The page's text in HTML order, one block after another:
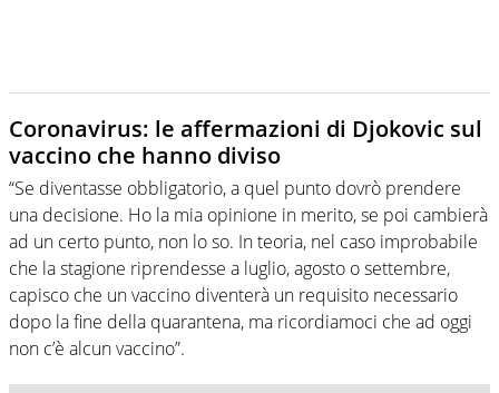
Coronavirus: le affermazioni di Djokovic sul
vaccino che hanno diviso
“Se diventasse obbligatorio, a quel punto dovrò prendere
una decisione. Ho la mia opinione in merito, se poi cambierà
ad un certo punto, non lo so. In teoria, nel caso improbabile
che la stagione riprendesse a luglio, agosto o settembre,
capisco che un vaccino diventerà un requisito necessario
dopo la fine della quarantena, ma ricordiamoci che ad oggi
non c’è alcun vaccino”.